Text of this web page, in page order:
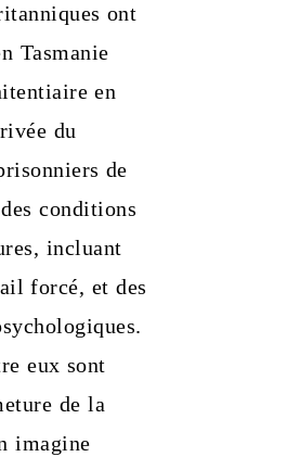
ont
Tasmanie
en
du
de
conditions
incluant
forcé, et des
eux sont
de la
imagine